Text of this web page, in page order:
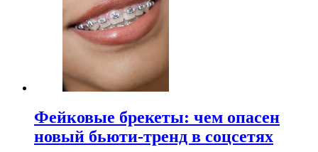
Фейковые брекеты: чем опасен
новый бьюти-тренд в соцсетях